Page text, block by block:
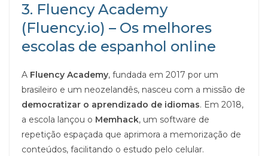
3. Fluency Academy
(Fluency.io) – Os melhores
escolas de espanhol online
A Fluency Academy, fundada em 2017 por um
brasileiro e um neozelandês, nasceu com a missão de
democratizar o aprendizado de idiomas. Em 2018,
a escola lançou o Memhack, um software de
repetição espaçada que aprimora a memorização de
conteúdos, facilitando o estudo pelo celular.